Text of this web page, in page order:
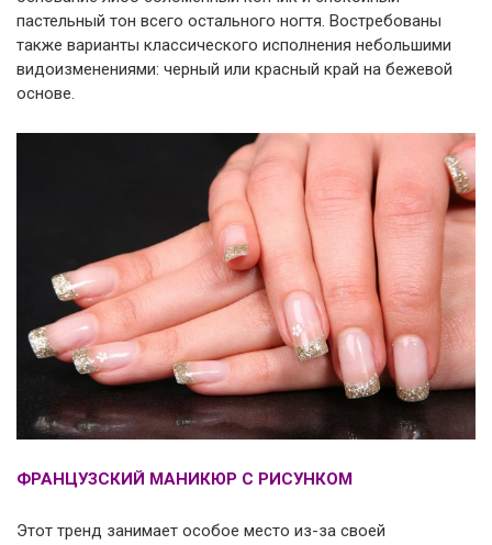
пастельный тон всего остального ногтя. Востребованы
также варианты классического исполнения небольшими
видоизменениями: черный или красный край на бежевой
основе.
ФРАНЦУЗСКИЙ МАНИКЮР С РИСУНКОМ
Этот тренд занимает особое место из-за своей